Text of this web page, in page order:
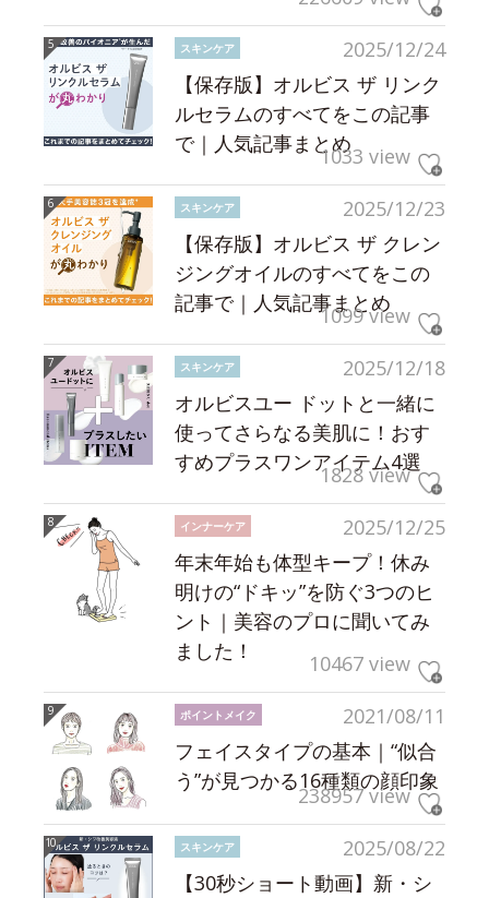
2025/12/24
スキンケア
【保存版】オルビス ザ リンク
ルセラムのすべてをこの記事
で｜人気記事まとめ1033 view
2025/12/23
スキンケア
【保存版】オルビス ザ クレン
ジングオイルのすべてをこの
記事で｜人気記事まとめ
1099 view
2025/12/18
スキンケア
オルビスユー ドットと一緒に
使ってさらなる美肌に！おす
すめプラスワンアイテム4選
1828 view
2025/12/25
インナーケア
年末年始も体型キープ！休み
明けの“ドキッ”を防ぐ3つのヒ
ント｜美容のプロに聞いてみ
ました！
10467 view
2021/08/11
ポイントメイク
フェイスタイプの基本｜“似合
う”が見つかる16種類の顔印象
238957 view
2025/08/22
スキンケア
【30秒ショート動画】新・シ